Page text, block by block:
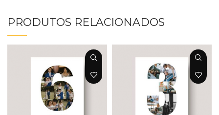
PRODUTOS RELACIONADOS